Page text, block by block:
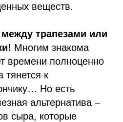
веществ.
трапезами или
Многим знакома
времени полноценно
тянется к
Но есть
альтернатива –
сыра, которые